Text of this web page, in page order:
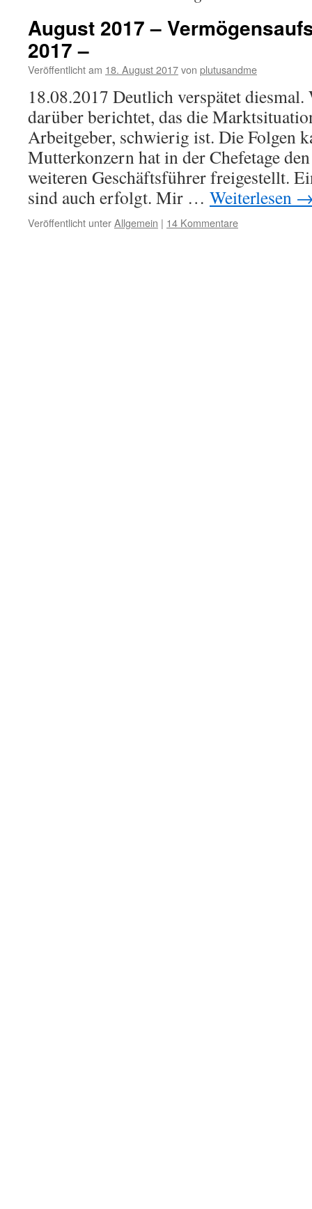
August 2017 –
2017 –
Veröffentlicht am 18. August 2017von plutusandme
18.08.2017 Deutlich verspätet
darüber berichtet, das die
Arbeitgeber, schwierig ist. Die Folgen
Mutterkonzern hat in der Chefetage
weiteren Geschäftsführer freigestellt.
sind auch erfolgt. Mir … Weiterlesen
Veröffentlicht unterAllgemein | 14 Kommentare